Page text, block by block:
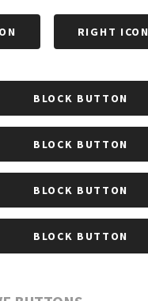
RIGHT ICON
BLOCK BUTTON
BLOCK BUTTON
BLOCK BUTTON
BLOCK BUTTON